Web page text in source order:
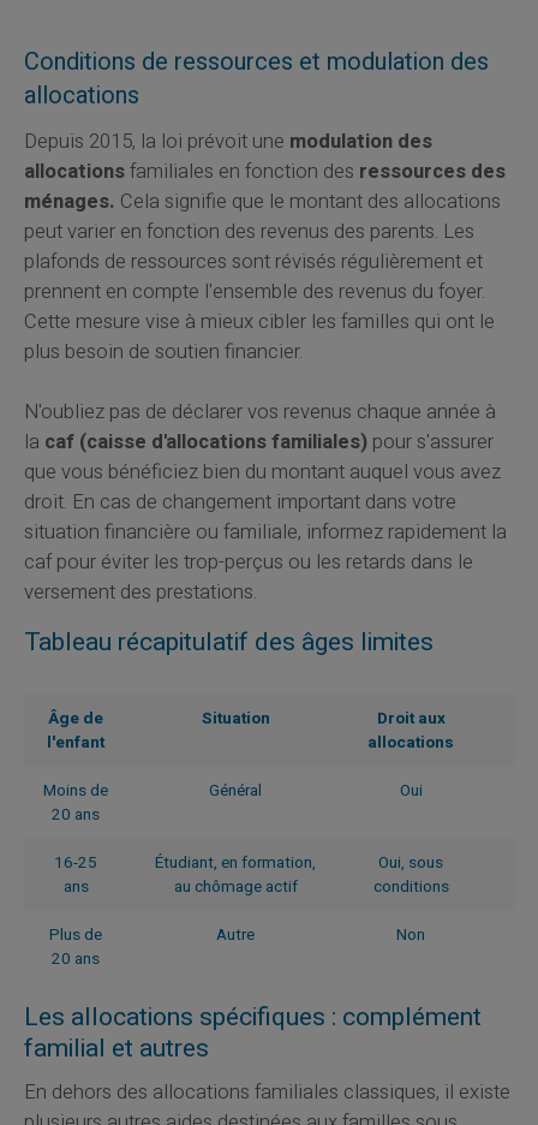
Conditions de ressources et modulation des
allocations
Depuis 2015, la loi prévoit une modulation des
allocationsfamiliales en fonction des ressources des
ménages. Cela signifie que le montant des allocations
peut varier en fonction des revenus des parents. Les
plafonds de ressources sont révisés régulièrement et
prennent en compte l'ensemble des revenus du foyer.
Cette mesure vise à mieux cibler les familles qui ont le
plus besoin de soutien financier.
N'oubliez pas de déclarer vos revenus chaque année à
la caf (caisse d'allocations familiales)pour s'assurer
que vous bénéficiez bien du montant auquel vous avez
droit. En cas de changement important dans votre
situation financière ou familiale, informez rapidement la
caf pour éviter les trop-perçus ou les retards dans le
versement des prestations.
Tableau récapitulatif des âges limites
Âge de
l'enfant
Situation
Droit aux
allocations
Moins de
20 ans
Général Oui
16-25
ans
Étudiant, en formation,
au chômage actif
Oui, sous
conditions
Plus de
20 ans
Autre Non
Les allocations spécifiques : complément
familial et autres
En dehors des allocations familiales classiques, il existe